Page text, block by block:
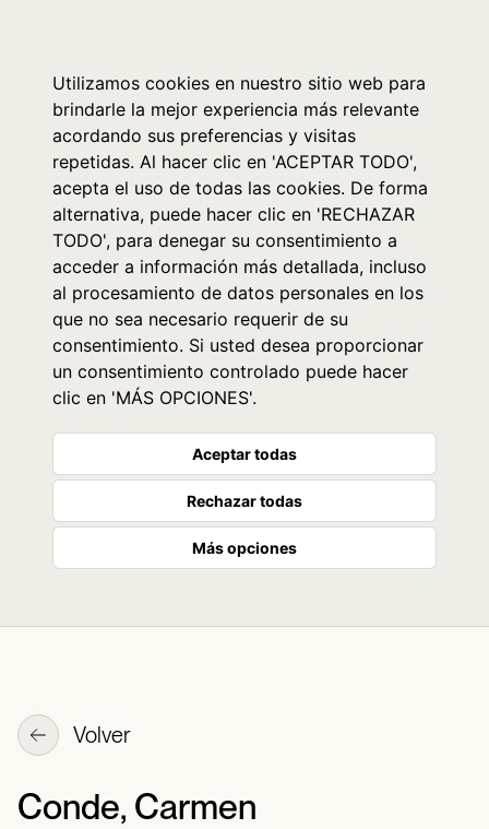
Utilizamos cookies en nuestro sitio web para
brindarle la mejor experiencia más relevante
acordando sus preferencias y visitas
repetidas. Al hacer clic en 'ACEPTAR TODO',
acepta el uso de todas las cookies. De forma
alternativa, puede hacer clic en 'RECHAZAR
TODO', para denegar su consentimiento a
acceder a información más detallada, incluso
al procesamiento de datos personales en los
que no sea necesario requerir de su
consentimiento. Si usted desea proporcionar
un consentimiento controlado puede hacer
clic en 'MÁS OPCIONES'.
Aceptar todas
Rechazar todas
Más opciones
Volver
Conde, Carmen